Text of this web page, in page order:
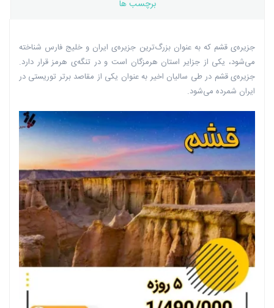
برچسب ها
جزیره‌ی قشم که به عنوان بزرگ‌ترین جزیره‌ی ایران و خلیج فارس شناخته
می‌شود، یکی از جزایر استان هرمزگان است و در تنگه‌ی هرمز قرار دارد.
جزیره‌ی قشم در طی سالیان اخیر به عنوان یکی از مقاصد برتر توریستی در
ایران شمرده می‌شود.